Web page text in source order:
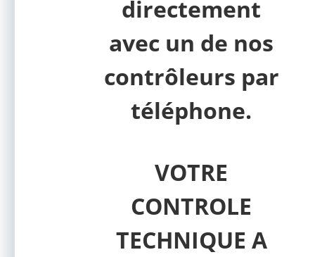
directement
avec un de nos
contrôleurs par
téléphone.
VOTRE
CONTROLE
TECHNIQUE A